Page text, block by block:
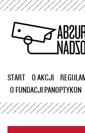
START O AKCJI
O FUNDACJI PANOPTYKON